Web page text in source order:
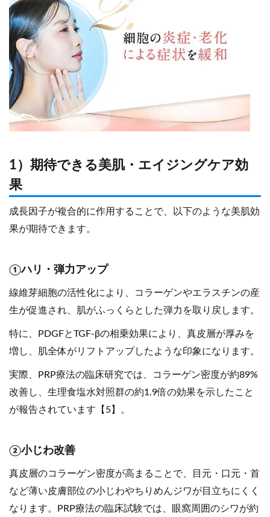
1）期待できる美肌・エイジングケア効
果
成長因子が複合的に作用することで、以下のような美肌効
果が期待できます。
①ハリ・弾力アップ
線維芽細胞の活性化により、コラーゲンやエラスチンの産
生が促進され、肌がふっくらとした弾力を取り戻します。
特に、PDGFとTGF-βの相乗効果により、真皮層が厚みを
増し、肌全体がリフトアップしたような印象になります。
実際、PRP療法の臨床研究では、コラーゲン密度が約89%
改善し、生理食塩水対照群の約1.9倍の効果を示したこと
が報告されています【5】。
②小じわ改善
真皮層のコラーゲン密度が高まることで、目元・口元・首
など薄い皮膚部位の小じわやちりめんジワが目立ちにくく
なります。PRP療法の臨床試験では、眼窩周囲のシワが約